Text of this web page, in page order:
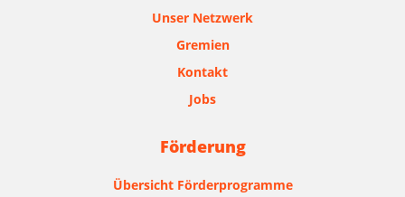
Unser Netzwerk
Gremien
Kontakt
Jobs
Förderung
Übersicht Förderprogramme